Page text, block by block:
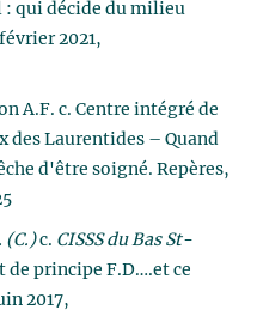
qui décide du milieu
2021,
A.F. c. Centre intégré de
des Laurentides – Quand
d'être soigné. Repères,
(C.)c. CISSS du Bas St-
de principe F.D….et ce
2017,